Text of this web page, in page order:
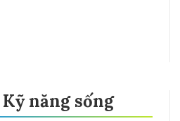
năng sống